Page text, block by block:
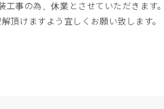
事の為、休業とさせていただきます。
頂けますよう宜しくお願い致します。